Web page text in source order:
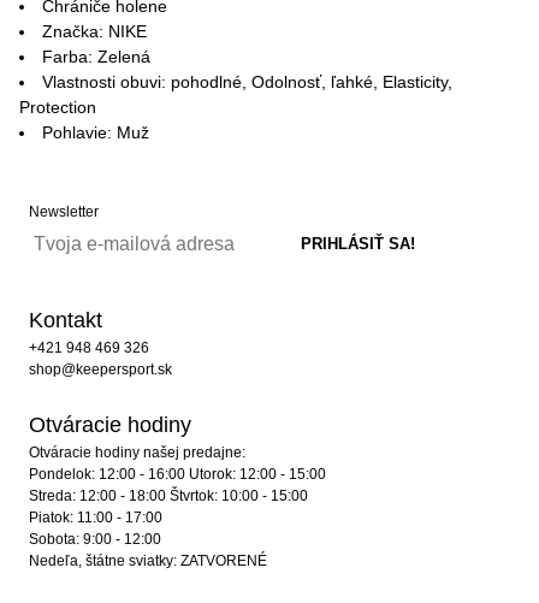
Chrániče holene
Značka: NIKE
Farba: Zelená
Vlastnosti obuvi: pohodlné, Odolnosť, ľahké, Elasticity,
Protection
Pohlavie: Muž
Newsletter
Kontakt
+421 948 469 326
shop@keepersport.sk
Otváracie hodiny
Otváracie hodiny našej predajne:
Pondelok: 12:00 - 16:00 Utorok: 12:00 - 15:00
Streda: 12:00 - 18:00 Štvrtok: 10:00 - 15:00
Piatok: 11:00 - 17:00
Sobota: 9:00 - 12:00
Nedeľa, štátne sviatky: ZATVORENÉ